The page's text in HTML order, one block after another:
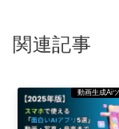
関連記事
動画生成Ai